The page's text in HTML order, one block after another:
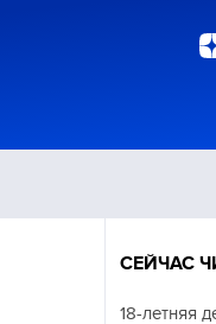
СЕЙЧАС
18-летняя